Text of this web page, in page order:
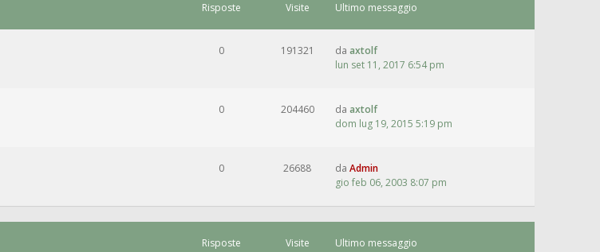
Risposte Visite Ultimo messaggio
0 191321 da axtolf
lun set 11, 2017 6:54 pm
0 204460 da axtolf
dom lug 19, 2015 5:19 pm
0 26688 da Admin
gio feb 06, 2003 8:07 pm
Risposte Visite Ultimo messaggio